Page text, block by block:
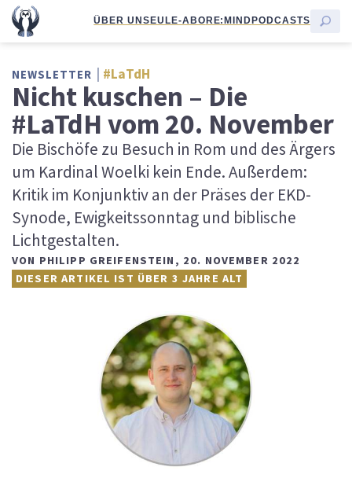
ÜBER UNSEULE-ABORE:MINDPODCASTS
NEWSLETTER #LaTdH
Nicht kuschen – Die
#LaTdH vom 20. November
Die Bischöfe zu Besuch in Rom und des Ärgers
um Kardinal Woelki kein Ende. Außerdem:
Kritik im Konjunktiv an der Präses der EKD-
Synode, Ewigkeitssonntag und biblische
Lichtgestalten.
VON PHILIPP GREIFENSTEIN , 20. NOVEMBER 2022
DIESER ARTIKEL IST ÜBER 3 JAHRE ALT